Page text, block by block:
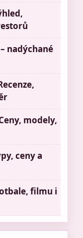
nadýchané
modely,
ceny a
filmu i